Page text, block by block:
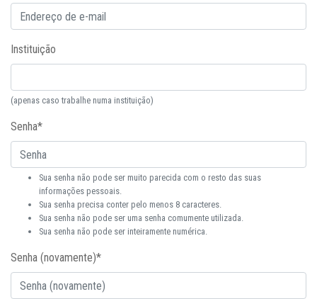
Instituição
(apenas caso trabalhe numa instituição)
Senha*
Sua senha não pode ser muito parecida com o resto das suas
informações pessoais.
Sua senha precisa conter pelo menos 8 caracteres.
Sua senha não pode ser uma senha comumente utilizada.
Sua senha não pode ser inteiramente numérica.
Senha (novamente)*